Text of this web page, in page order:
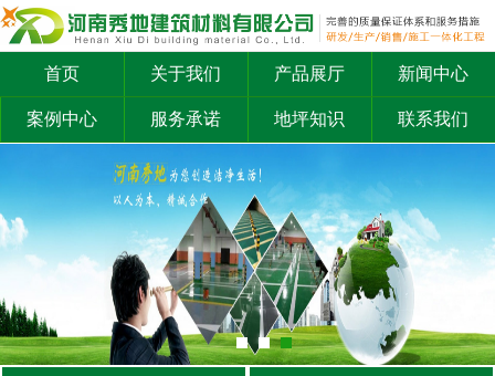
首页 关于我们 产品展厅 新闻中心
案例中心 服务承诺 地坪知识 联系我们